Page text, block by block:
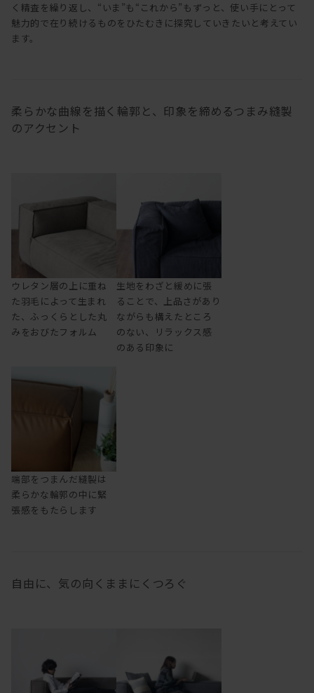
く精査を繰り返し、“いま”も“これから”もずっと、使い手にとって
魅力的で在り続けるものをひたむきに探究していきたいと考えてい
ます。
柔らかな曲線を描く輪郭と、印象を締めるつまみ縫製
のアクセント
ウレタン層の上に重ね
た羽毛によって生まれ
た、ふっくらとした丸
みをおびたフォルム
生地をわざと緩めに張
ることで、上品さがあり
ながらも構えたところ
のない、リラックス感
のある印象に
端部をつまんだ縫製は
柔らかな輪郭の中に緊
張感をもたらします
自由に、気の向くままにくつろぐ